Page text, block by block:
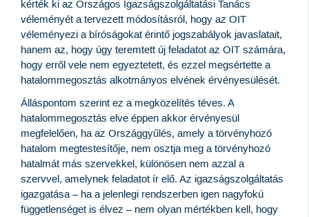
kérték ki az Országos Igazságszolgáltatási Tanács
véleményét a tervezett módosításról, hogy az OIT
véleményezi a bíróságokat érintő jogszabályok javaslatait,
hanem az, hogy úgy teremtett új feladatot az OIT számára,
hogy erről vele nem egyeztetett, és ezzel megsértette a
hatalommegosztás alkotmányos elvének érvényesülését.
Álláspontom szerint ez a megközelítés téves. A
hatalommegosztás elve éppen akkor érvényesül
megfelelően, ha az Országgyűlés, amely a törvényhozó
hatalom megtestesítője, nem osztja meg a törvényhozó
hatalmát más szervekkel, különösen nem azzal a
szervvel, amelynek feladatot ír elő. Az igazságszolgáltatás
igazgatása – ha a jelenlegi rendszerben igen nagyfokú
függetlenséget is élvez – nem olyan mértékben kell, hogy